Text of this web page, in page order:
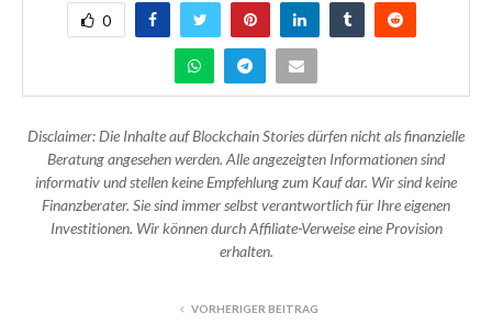
0
Disclaimer: Die Inhalte auf Blockchain Stories dürfen nicht als finanzielle
Beratung angesehen werden. Alle angezeigten Informationen sind
informativ und stellen keine Empfehlung zum Kauf dar. Wir sind keine
Finanzberater. Sie sind immer selbst verantwortlich für Ihre eigenen
Investitionen. Wir können durch Affiliate-Verweise eine Provision
erhalten.
VORHERIGER BEITRAG